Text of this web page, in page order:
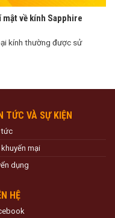
mật về kính Sapphire
kính thường được sử
TỨC VÀ SỰ KIỆN
tức
khuyến mại
dụng
HỆ